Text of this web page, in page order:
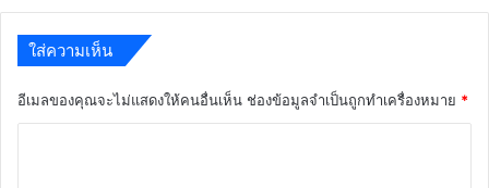
ใส่ความเห็น
อีเมลของคุณจะไม่แสดงให้คนอื่นเห็น ช่องข้อมูลจำเป็นถูกทำเครื่องหมาย *